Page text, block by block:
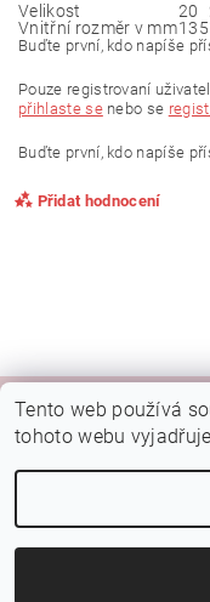
Velikost 20
Vnitřní rozměr v mm135
Buďte první, kdo napíše
Pouze registrovaní
přihlaste senebo se
Buďte první, kdo napíše
Přidat hodnocení
Vložením hodnocení
Kamenná prodejna Brno |
2026 ©
Tento web používá
tohoto webu